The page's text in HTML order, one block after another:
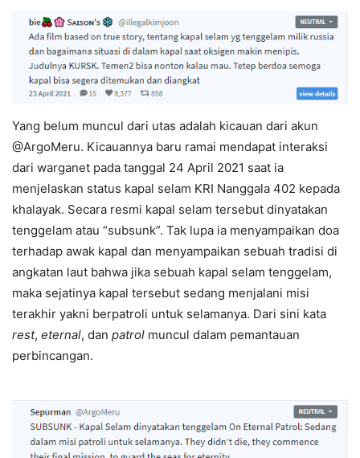
Yang belum muncul dari utas adalah kicauan dari akun
@ArgoMeru. Kicauannya baru ramai mendapat interaksi
dari warganet pada tanggal 24 April 2021 saat ia
menjelaskan status kapal selam KRI Nanggala 402 kepada
khalayak. Secara resmi kapal selam tersebut dinyatakan
tenggelam atau “subsunk”. Tak lupa ia menyampaikan doa
terhadap awak kapal dan menyampaikan sebuah tradisi di
angkatan laut bahwa jika sebuah kapal selam tenggelam,
maka sejatinya kapal tersebut sedang menjalani misi
terakhir yakni berpatroli untuk selamanya. Dari sini kata
rest, eternal, dan patrol muncul dalam pemantauan
perbincangan.